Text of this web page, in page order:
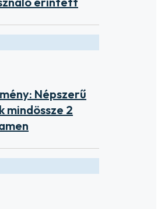
Népszerű
mindössze 2